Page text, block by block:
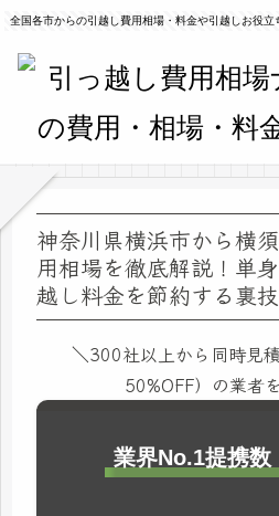
全国各市からの引越し費用相場・料金や引越しお役立
神奈川県横浜市から横
用相場を徹底解説！単
越し料金を節約する裏技
＼300社以上から同時見
50%OFF）の業者
業界No.1提携数